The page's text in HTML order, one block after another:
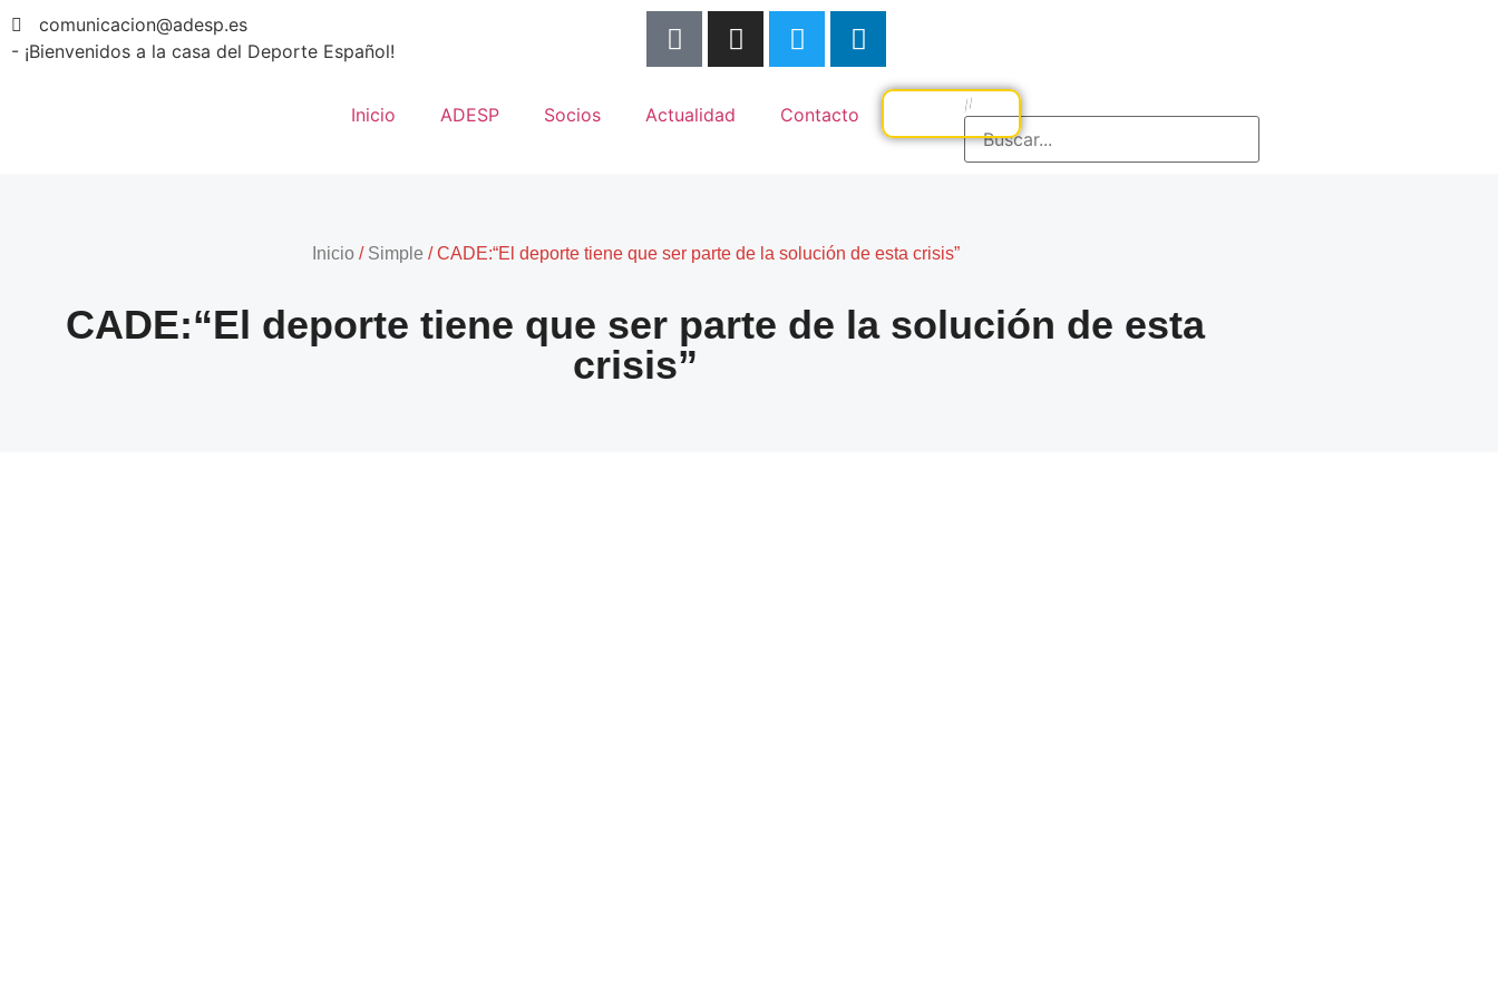
comunicacion@adesp.es
- ¡Bienvenidos a la casa del Deporte Español!
Inicio ADESP Socios Actualidad Contacto
Inicio/ Simple /CADE:“El deporte tiene que ser parte de la solución de esta crisis”
CADE:“El deporte tiene que ser parte de la solución de esta
crisis”